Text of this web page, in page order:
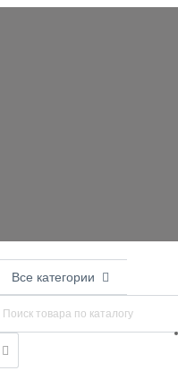
Все категории